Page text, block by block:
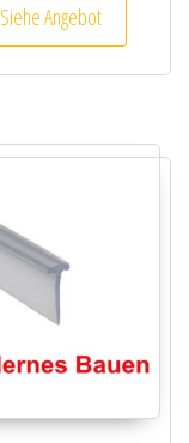
Siehe Angebot